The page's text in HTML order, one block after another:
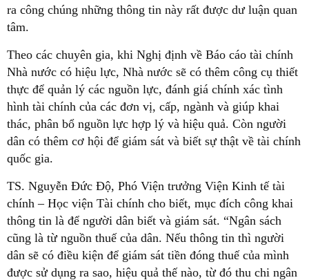
ra công chúng những thông tin này rất được dư luận quan
tâm.
Theo các chuyên gia, khi Nghị định về Báo cáo tài chính
Nhà nước có hiệu lực, Nhà nước sẽ có thêm công cụ thiết
thực để quản lý các nguồn lực, đánh giá chính xác tình
hình tài chính của các đơn vị, cấp, ngành và giúp khai
thác, phân bổ nguồn lực hợp lý và hiệu quả. Còn người
dân có thêm cơ hội để giám sát và biết sự thật về tài chính
quốc gia.
TS. Nguyễn Đức Độ, Phó Viện trưởng Viện Kinh tế tài
chính – Học viện Tài chính cho biết, mục đích công khai
thông tin là để người dân biết và giám sát. “Ngân sách
cũng là từ nguồn thuế của dân. Nếu thông tin thì người
dân sẽ có điều kiện để giám sát tiền đóng thuế của mình
được sử dụng ra sao, hiệu quả thế nào, từ đó thu chi ngân